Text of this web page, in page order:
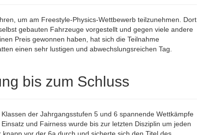
um am Freestyle-Physics-Wettbewerb teilzunehmen. Dort
gebauten Fahrzeuge vorgestellt und gegen viele andere
Preis gewonnen haben, hat sich die Teilnahme
einen sehr lustigen und abwechslungsreichen Tag.
bis zum Schluss
der Jahrgangsstufen 5 und 6 spannende Wettkämpfe
und Fairness wurde bis zur letzten Disziplin um jeden